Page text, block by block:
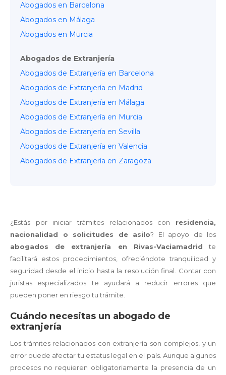
Abogados en Barcelona
Abogados en Málaga
Abogados en Murcia
Abogados de Extranjería
Abogados de Extranjería en Barcelona
Abogados de Extranjería en Madrid
Abogados de Extranjería en Málaga
Abogados de Extranjería en Murcia
Abogados de Extranjería en Sevilla
Abogados de Extranjería en Valencia
Abogados de Extranjería en Zaragoza
¿Estás por iniciar trámites relacionados con residencia,
nacionalidad o solicitudes de asilo? El apoyo de los
abogados de extranjería en Rivas-Vaciamadrid te
facilitará estos procedimientos, ofreciéndote tranquilidad y
seguridad desde el inicio hasta la resolución final. Contar con
juristas especializados te ayudará a reducir errores que
pueden poner en riesgo tu trámite.
Cuándo necesitas un abogado de
extranjería
Los trámites relacionados con extranjería son complejos, y un
error puede afectar tu estatus legal en el país. Aunque algunos
procesos no requieren obligatoriamente la presencia de un